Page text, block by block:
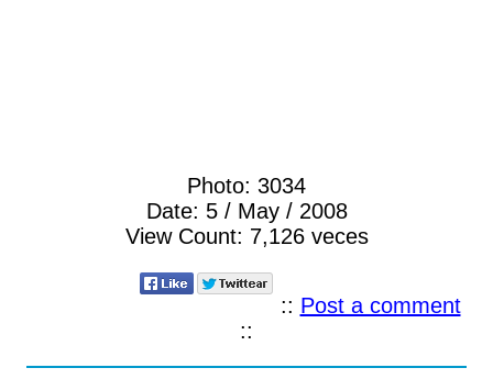
Photo: 3034
Date: 5 / May / 2008
View Count: 7,126 veces
:: Post a comment
::